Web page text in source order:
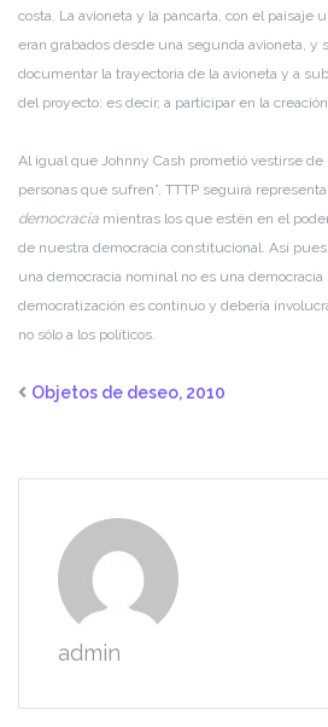
costa. La avioneta y la pancarta, con el paisaje
eran grabados desde una segunda avioneta, y
documentar la trayectoria de la avioneta y a
del proyecto: es decir, a participar en la
Al igual que Johnny Cash prometió vestirse de
personas que sufren”, TTTP seguirá
democracia mientras los que estén en el
de nuestra democracia constitucional. Así
una democracia nominal no es una
democratización es continuo y debería
no sólo a los políticos.
Objetos de deseo, 2010
admin